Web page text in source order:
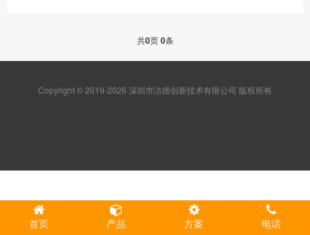
共0页0条
Copyright © 2019-2026 深圳市洁德创新技术有限公司 版权所有
首页 产品 方案 电话